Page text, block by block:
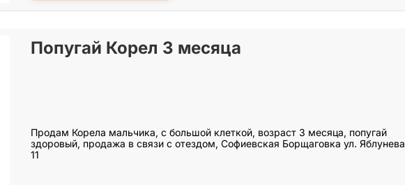
Попугай Корел 3 месяца
Продам Корела мальчика, с большой клеткой, возраст 3 месяца, попугай
здоровый, продажа в связи с отездом, Софиевская Борщаговка ул. Яблунева
11